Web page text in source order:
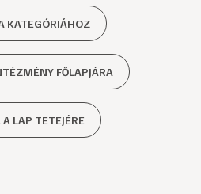
KATEGÓRIÁHOZ
FŐLAPJÁRA
LAP TETEJÉRE